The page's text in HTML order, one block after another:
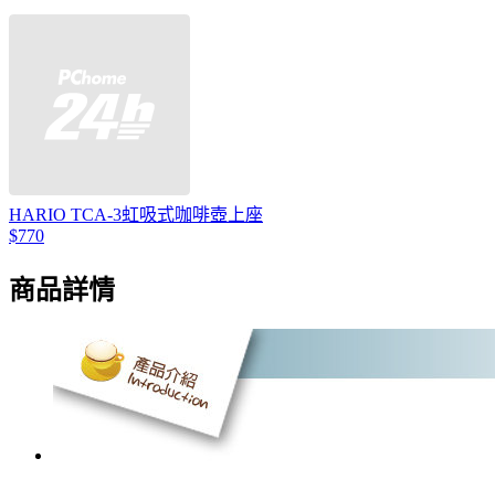
HARIO TCA-3虹吸式咖啡壺上座
$770
商品詳情